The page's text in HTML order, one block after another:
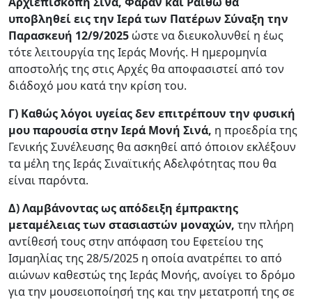
υποβληθεί εις την Ιερά των Πατέρων Σύναξη την
Παρασκευή 12/9/2025 ώστε να διευκολυνθεί η έως
τότε λειτουργία της Ιεράς Μονής. Η ημερομηνία
αποστολής της στις Αρχές θα αποφασιστεί από τον
διάδοχό μου κατά την κρίση του.
Γ) Καθώς λόγοι υγείας δεν επιτρέπουν την φυσική
μου παρουσία στην Ιερά Μονή Σινά, η προεδρία της
Γενικής Συνέλευσης θα ασκηθεί από όποιον εκλέξουν
τα μέλη της Ιεράς Σιναϊτικής Αδελφότητας που θα
είναι παρόντα.
Δ) Λαμβάνοντας ως απόδειξη έμπρακτης
μεταμέλειας των στασιαστών μοναχών, την πλήρη
αντίθεσή τους στην απόφαση του Εφετείου της
Ισμαηλίας της 28/5/2025 η οποία ανατρέπει το από
αιώνων καθεστώς της Ιεράς Μονής, ανοίγει το δρόμο
για την μουσειοποίησή της και την μετατροπή της σε